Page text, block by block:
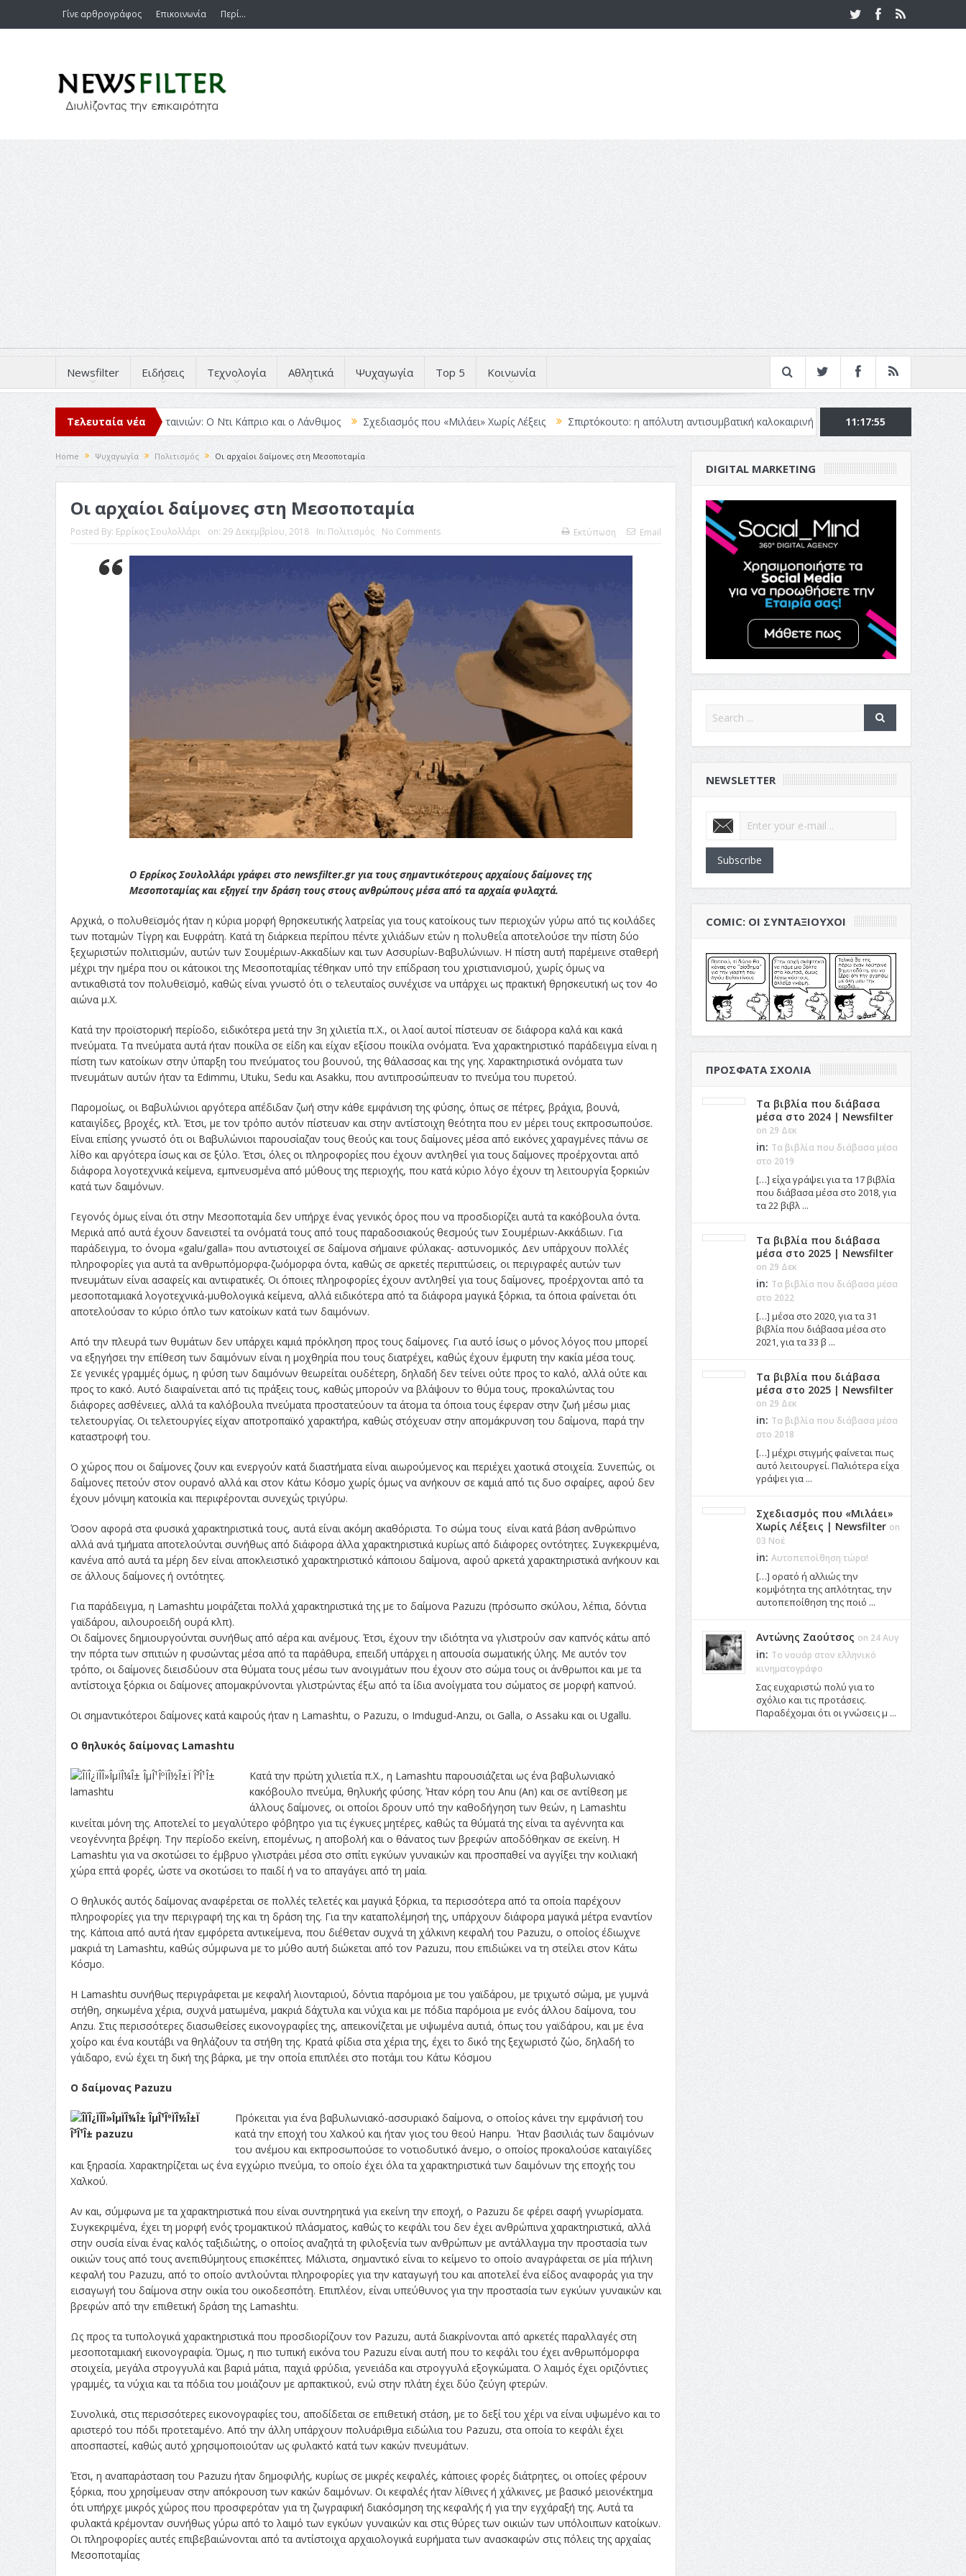
Γίνε αρθρογράφος Επικοινωνία Περί…
Newsfilter Ειδήσεις Τεχνολογία Αθλητικά Ψυχαγωγία Top 5 Κοινωνία
Τελευταία νέα
2025 Κριτικές ταινιών: Ο Ντι Κάπριο και ο Λάνθιμος Σχεδιασμός που «Μιλάει» Χωρίς Λέξεις Σπιρτόκουτο: η απόλυτη αντισυμβατική καλοκαιρινή ταινία Το Top 5 της εβδομάδας #517
11:17:57
Home Ψυχαγωγία Πολιτισμός Οι αρχαίοι δαίμονες στη Μεσοποταμία
Οι αρχαίοι δαίμονες στη Μεσοποταμία
Posted By: Ερρίκος Σουλολλάρι on: 29 Δεκεμβρίου, 2018 In: Πολιτισμός No Comments Εκτύπωση Email
Ο Ερρίκος Σουλολλάρι γράφει στο newsfilter.gr για τους σημαντικότερους αρχαίους δαίμονες της
Μεσοποταμίας και εξηγεί την δράση τους στους ανθρώπους μέσα από τα αρχαία φυλαχτά.
Αρχικά, ο πολυθεϊσμός ήταν η κύρια μορφή θρησκευτικής λατρείας για τους κατοίκους των περιοχών γύρω από τις κοιλάδες
των ποταμών Τίγρη και Ευφράτη. Κατά τη διάρκεια περίπου πέντε χιλιάδων ετών η πολυθεΐα αποτελούσε την πίστη δύο
ξεχωριστών πολιτισμών, αυτών των Σουμέριων-Ακκαδίων και των Ασσυρίων-Βαβυλώνιων. Η πίστη αυτή παρέμεινε σταθερή
μέχρι την ημέρα που οι κάτοικοι της Μεσοποταμίας τέθηκαν υπό την επίδραση του χριστιανισμού, χωρίς όμως να
αντικαθιστά τον πολυθεϊσμό, καθώς είναι γνωστό ότι ο τελευταίος συνέχισε να υπάρχει ως πρακτική θρησκευτική ως τον 4ο
αιώνα μ.Χ.
Κατά την προϊστορική περίοδο, ειδικότερα μετά την 3η χιλιετία π.Χ., οι λαοί αυτοί πίστευαν σε διάφορα καλά και κακά
πνεύματα. Τα πνεύματα αυτά ήταν ποικίλα σε είδη και είχαν εξίσου ποικίλα ονόματα. Ένα χαρακτηριστικό παράδειγμα είναι η
πίστη των κατοίκων στην ύπαρξη του πνεύματος του βουνού, της θάλασσας και της γης. Χαρακτηριστικά ονόματα των
πνευμάτων αυτών ήταν τα Edimmu, Utuku, Sedu και Asakku, που αντιπροσώπευαν το πνεύμα του πυρετού.
Παρομοίως, οι Βαβυλώνιοι αργότερα απέδιδαν ζωή στην κάθε εμφάνιση της φύσης, όπως σε πέτρες, βράχια, βουνά,
καταιγίδες, βροχές, κτλ. Έτσι, με τον τρόπο αυτόν πίστευαν και στην αντίστοιχη θεότητα που εν μέρει τους εκπροσωπούσε.
Είναι επίσης γνωστό ότι οι Βαβυλώνιοι παρουσίαζαν τους θεούς και τους δαίμονες μέσα από εικόνες χαραγμένες πάνω σε
λίθο και αργότερα ίσως και σε ξύλο. Έτσι, όλες οι πληροφορίες που έχουν αντληθεί για τους δαίμονες προέρχονται από
διάφορα λογοτεχνικά κείμενα, εμπνευσμένα από μύθους της περιοχής, που κατά κύριο λόγο έχουν τη λειτουργία ξορκιών
κατά των δαιμόνων.
Γεγονός όμως είναι ότι στην Μεσοποταμία δεν υπήρχε ένας γενικός όρος που να προσδιορίζει αυτά τα κακόβουλα όντα.
Μερικά από αυτά έχουν δανειστεί τα ονόματά τους από τους παραδοσιακούς θεσμούς των Σουμέριων-Ακκάδιων. Για
παράδειγμα, το όνομα «galu/galla» που αντιστοιχεί σε δαίμονα σήμαινε φύλακας- αστυνομικός. Δεν υπάρχουν πολλές
πληροφορίες για αυτά τα ανθρωπόμορφα-ζωόμορφα όντα, καθώς σε αρκετές περιπτώσεις, οι περιγραφές αυτών των
πνευμάτων είναι ασαφείς και αντιφατικές. Οι όποιες πληροφορίες έχουν αντληθεί για τους δαίμονες, προέρχονται από τα
μεσοποταμιακά λογοτεχνικά-μυθολογικά κείμενα, αλλά ειδικότερα από τα διάφορα μαγικά ξόρκια, τα όποια φαίνεται ότι
αποτελούσαν το κύριο όπλο των κατοίκων κατά των δαιμόνων.
Από την πλευρά των θυμάτων δεν υπάρχει καμιά πρόκληση προς τους δαίμονες. Για αυτό ίσως ο μόνος λόγος που μπορεί
να εξηγήσει την επίθεση των δαιμόνων είναι η μοχθηρία που τους διατρέχει, καθώς έχουν έμφυτη την κακία μέσα τους.
Σε γενικές γραμμές όμως, η φύση των δαιμόνων θεωρείται ουδέτερη, δηλαδή δεν τείνει ούτε προς το καλό, αλλά ούτε και
προς το κακό. Αυτό διαφαίνεται από τις πράξεις τους, καθώς μπορούν να βλάψουν το θύμα τους, προκαλώντας του
διάφορες ασθένειες, αλλά τα καλόβουλα πνεύματα προστατεύουν τα άτομα τα όποια τους έφεραν στην ζωή μέσω μιας
τελετουργίας. Οι τελετουργίες είχαν αποτροπαϊκό χαρακτήρα, καθώς στόχευαν στην απομάκρυνση του δαίμονα, παρά την
καταστροφή του.
Ο χώρος που οι δαίμονες ζουν και ενεργούν κατά διαστήματα είναι αιωρούμενος και περιέχει χαοτικά στοιχεία. Συνεπώς, οι
δαίμονες πετούν στον ουρανό αλλά και στον Κάτω Κόσμο χωρίς όμως να ανήκουν σε καμιά από τις δυο σφαίρες, αφού δεν
έχουν μόνιμη κατοικία και περιφέρονται συνεχώς τριγύρω.
Όσον αφορά στα φυσικά χαρακτηριστικά τους, αυτά είναι ακόμη ακαθόριστα. Το σώμα τους είναι κατά βάση ανθρώπινο
αλλά ανά τμήματα αποτελούνται συνήθως από διάφορα άλλα χαρακτηριστικά κυρίως από διάφορες οντότητες. Συγκεκριμένα,
κανένα από αυτά τα μέρη δεν είναι αποκλειστικό χαρακτηριστικό κάποιου δαίμονα, αφού αρκετά χαρακτηριστικά ανήκουν και
σε άλλους δαίμονες ή οντότητες.
Για παράδειγμα, η Lamashtu μοιράζεται πολλά χαρακτηριστικά της με το δαίμονα Pazuzu (πρόσωπο σκύλου, λέπια, δόντια
γαϊδάρου, αιλουροειδή ουρά κλπ).
Οι δαίμονες δημιουργούνται συνήθως από αέρα και ανέμους. Έτσι, έχουν την ιδιότητα να γλιστρούν σαν καπνός κάτω από
την πόρτα των σπιτιών η φυσώντας μέσα από τα παράθυρα, επειδή υπάρχει η απουσία σωματικής ύλης. Με αυτόν τον
τρόπο, οι δαίμονες διεισδύουν στα θύματα τους μέσω των ανοιγμάτων που έχουν στο σώμα τους οι άνθρωποι και με τα
αντίστοιχα ξόρκια οι δαίμονες απομακρύνονται γλιστρώντας έξω από τα ίδια ανοίγματα του σώματος σε μορφή καπνού.
Οι σημαντικότεροι δαίμονες κατά καιρούς ήταν η Lamashtu, o Pazuzu, o Imdugud-Anzu, οι Galla, o Assaku και οι Ugallu.
Ο θηλυκός δαίμονας Lamashtu
Κατά την πρώτη χιλιετία π.Χ., η Lamashtu παρουσιάζεται ως ένα βαβυλωνιακό
κακόβουλο πνεύμα, θηλυκής φύσης. Ήταν κόρη του Anu (An) και σε αντίθεση με
άλλους δαίμονες, οι οποίοι δρουν υπό την καθοδήγηση των θεών, η Lamashtu
κινείται μόνη της. Αποτελεί το μεγαλύτερο φόβητρο για τις έγκυες μητέρες, καθώς τα θύματά της είναι τα αγέννητα και
νεογέννητα βρέφη. Την περίοδο εκείνη, επομένως, η αποβολή και ο θάνατος των βρεφών αποδόθηκαν σε εκείνη. Η
Lamashtu για να σκοτώσει το έμβρυο γλιστράει μέσα στο σπίτι εγκύων γυναικών και προσπαθεί να αγγίξει την κοιλιακή
χώρα επτά φορές, ώστε να σκοτώσει το παιδί ή να το απαγάγει από τη μαία.
Ο θηλυκός αυτός δαίμονας αναφέρεται σε πολλές τελετές και μαγικά ξόρκια, τα περισσότερα από τα οποία παρέχουν
πληροφορίες για την περιγραφή της και τη δράση της. Για την καταπολέμησή της, υπάρχουν διάφορα μαγικά μέτρα εναντίον
της. Κάποια από αυτά ήταν εμφόρετα αντικείμενα, που διέθεταν συχνά τη χάλκινη κεφαλή του Pazuzu, ο οποίος έδιωχνε
μακριά τη Lamashtu, καθώς σύμφωνα με το μύθο αυτή διώκεται από τον Pazuzu, που επιδιώκει να τη στείλει στον Κάτω
Κόσμο.
Η Lamashtu συνήθως περιγράφεται με κεφαλή λιονταριού, δόντια παρόμοια με του γαϊδάρου, με τριχωτό σώμα, με γυμνά
στήθη, σηκωμένα χέρια, συχνά ματωμένα, μακριά δάχτυλα και νύχια και με πόδια παρόμοια με ενός άλλου δαίμονα, του
Anzu. Στις περισσότερες διασωθείσες εικονογραφίες της, απεικονίζεται με υψωμένα αυτιά, όπως του γαϊδάρου, και με ένα
χοίρο και ένα κουτάβι να θηλάζουν τα στήθη της. Κρατά φίδια στα χέρια της, έχει το δικό της ξεχωριστό ζώο, δηλαδή το
γάιδαρο, ενώ έχει τη δική της βάρκα, με την οποία επιπλέει στο ποτάμι του Κάτω Κόσμου
Ο δαίμονας Pazuzu
Πρόκειται για ένα βαβυλωνιακό-ασσυριακό δαίμονα, ο οποίος κάνει την εμφάνισή του
κατά την εποχή του Χαλκού και ήταν γιος του θεού Hanpu. Ήταν βασιλιάς των δαιμόνων
του ανέμου και εκπροσωπούσε το νοτιοδυτικό άνεμο, ο οποίος προκαλούσε καταιγίδες
και ξηρασία. Χαρακτηρίζεται ως ένα εγχώριο πνεύμα, το οποίο έχει όλα τα χαρακτηριστικά των δαιμόνων της εποχής του
Χαλκού.
Αν και, σύμφωνα με τα χαρακτηριστικά που είναι συντηρητικά για εκείνη την εποχή, ο Pazuzu δε φέρει σαφή γνωρίσματα.
Συγκεκριμένα, έχει τη μορφή ενός τρομακτικού πλάσματος, καθώς το κεφάλι του δεν έχει ανθρώπινα χαρακτηριστικά, αλλά
στην ουσία είναι ένας καλός ταξιδιώτης, ο οποίος αναζητά τη φιλοξενία των ανθρώπων με αντάλλαγμα την προστασία των
οικιών τους από τους ανεπιθύμητους επισκέπτες. Μάλιστα, σημαντικό είναι το κείμενο το οποίο αναγράφεται σε μία πήλινη
κεφαλή του Pazuzu, από το οποίο αντλούνται πληροφορίες για την καταγωγή του και αποτελεί ένα είδος αναφοράς για την
εισαγωγή του δαίμονα στην οικία του οικοδεσπότη. Επιπλέον, είναι υπεύθυνος για την προστασία των εγκύων γυναικών και
βρεφών από την επιθετική δράση της Lamashtu.
Ως προς τα τυπολογικά χαρακτηριστικά που προσδιορίζουν τον Pazuzu, αυτά διακρίνονται από αρκετές παραλλαγές στη
μεσοποταμιακή εικονογραφία. Όμως, η πιο τυπική εικόνα του Pazuzu είναι αυτή που το κεφάλι του έχει ανθρωπόμορφα
στοιχεία, μεγάλα στρογγυλά και βαριά μάτια, παχιά φρύδια, γενειάδα και στρογγυλά εξογκώματα. Ο λαιμός έχει οριζόντιες
γραμμές, τα νύχια και τα πόδια του μοιάζουν με αρπακτικού, ενώ στην πλάτη έχει δύο ζεύγη φτερών.
Συνολικά, στις περισσότερες εικονογραφίες του, αποδίδεται σε επιθετική στάση, με το δεξί του χέρι να είναι υψωμένο και το
αριστερό του πόδι προτεταμένο. Από την άλλη υπάρχουν πολυάριθμα ειδώλια του Pazuzu, στα οποία το κεφάλι έχει
αποσπαστεί, καθώς αυτό χρησιμοποιούταν ως φυλακτό κατά των κακών πνευμάτων.
Έτσι, η αναπαράσταση του Pazuzu ήταν δημοφιλής, κυρίως σε μικρές κεφαλές, κάποιες φορές διάτρητες, οι οποίες φέρουν
ξόρκια, που χρησίμευαν στην απόκρουση των κακών δαιμόνων. Οι κεφαλές ήταν λίθινες ή χάλκινες, με βασικό μειονέκτημα
ότι υπήρχε μικρός χώρος που προσφερόταν για τη ζωγραφική διακόσμηση της κεφαλής ή για την εγχάραξή της. Αυτά τα
φυλακτά κρέμονταν συνήθως γύρω από το λαιμό των εγκύων γυναικών και στις θύρες των οικιών των υπόλοιπων κατοίκων.
Οι πληροφορίες αυτές επιβεβαιώνονται από τα αντίστοιχα αρχαιολογικά ευρήματα των ανασκαφών στις πόλεις της αρχαίας
Μεσοποταμίας
DIGITAL MARKETING
NEWSLETTER
Subscribe
COMIC: ΟΙ ΣΥΝΤΑΞΙΟΎΧΟΙ
ΠΡΌΣΦΑΤΑ ΣΧΌΛΙΑ
Τα βιβλία που διάβασα
μέσα στο 2024 | Newsfilter
on 29 Δεκ
in: Τα βιβλία που διάβασα μέσα
στο 2019
[…] είχα γράψει για τα 17 βιβλία
που διάβασα μέσα στο 2018, για
τα 22 βιβλ ...
Τα βιβλία που διάβασα
μέσα στο 2025 | Newsfilter
on 29 Δεκ
in: Τα βιβλία που διάβασα μέσα
στο 2022
[…] μέσα στο 2020, για τα 31
βιβλία που διάβασα μέσα στο
2021, για τα 33 β ...
Τα βιβλία που διάβασα
μέσα στο 2025 | Newsfilter
on 29 Δεκ
in: Τα βιβλία που διάβασα μέσα
στο 2018
[…] μέχρι στιγμής φαίνεται πως
αυτό λειτουργεί. Παλιότερα είχα
γράψει για ...
Σχεδιασμός που «Μιλάει»
Χωρίς Λέξεις | Newsfilter on
03 Νοέ
in: Αυτοπεποίθηση τώρα!
[…] ορατό ή αλλιώς την
κομψότητα της απλότητας, την
αυτοπεποίθηση της ποιό ...
Αντώνης Ζαούτσος on 24 Αυγ
in: Το νουάρ στον ελληνικό
κινηματογράφο
Σας ευχαριστώ πολύ για το
σχόλιο και τις προτάσεις.
Παραδέχομαι ότι οι γνώσεις μ ...